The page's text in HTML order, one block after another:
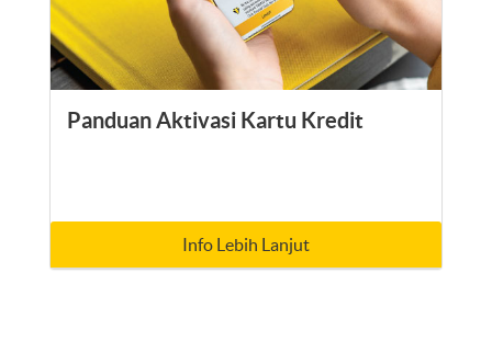
Panduan Aktivasi Kartu Kredit
Info Lebih Lanjut